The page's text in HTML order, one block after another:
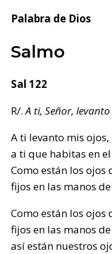
Palabra de Dios
Salmo
Sal 122
R/.A ti, Señor,
A ti levanto mis ojos,
a ti que habitas en
Como están los ojos
fijos en las manos
Como están los ojos
fijos en las manos
así están nuestros